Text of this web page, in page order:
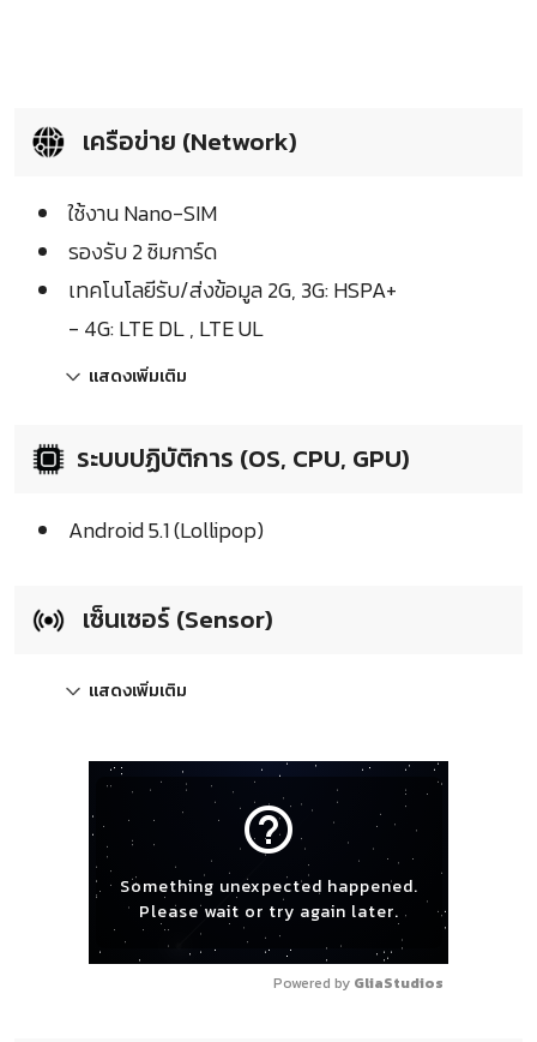
เครือข่าย (Network)
ใช้งาน Nano-SIM
รองรับ 2 ซิมการ์ด
เทคโนโลยีรับ/ส่งข้อมูล 2G, 3G: HSPA+
- 4G: LTE DL , LTE UL
แสดงเพิ่มเติม
ระบบปฏิบัติการ (OS, CPU, GPU)
Android 5.1 (Lollipop)
เซ็นเซอร์ (Sensor)
แสดงเพิ่มเติม
help_outline
Something unexpected happened.
Please wait or try again later.
Powered by GliaStudios